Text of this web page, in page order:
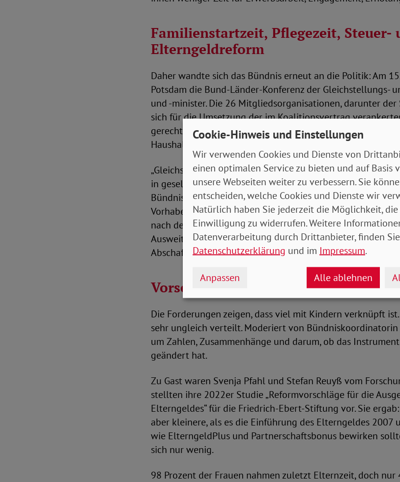
Familienstartzeit, Pflegezeit, Steuer-
Elterngeldreform
Daher wandte sich das Bündnis erneut an die Politik: Am
Potsdam die Bund-Länder-Konferenz der Gleichstellungs-
und -minister. Die 26 Mitgliedsorganisationen, darunter der
sich für die Umsetzung der im Koalitionsvertrag
gerechten Verteilung unbezahlter Sorgearbeit einzusetzen
Haushaltsmittel anzumahnen.
„Gleichstellung und Chancengleichheit unabhängig vom
in gesellschaftlichen Krisenzeiten seitens der Politik
Bündnis. „Damit das ‚Jahrzehnt der Gleichstellung‘
Vorhaben wie die zehntägige bezahlte Freistellung für
nach der Geburt („Familienstartzeit“), eine
Ausweitung der individuellen, nicht übertragbaren
Abschaffung der Lohnsteuerklasse V noch in dieser
Vorschläge für ein wirksameres
Die Forderungen zeigen, dass viel mit Kindern verknüpft
sehr ungleich verteilt. Moderiert von Bündniskoordinatorin
um Zahlen, Zusammenhänge und darum, ob das
geändert hat.
Zu Gast waren Svenja Pfahl und Stefan Reuyß vom
stellten ihre 2022er Studie „Reformvorschläge für die
Elterngeldes“ für die Friedrich-Ebert-Stiftung vor. Sie
aber kleinere, als es die Einführung des Elterngeldes 2007
wie ElterngeldPlus und Partnerschaftsbonus bewirken
sich nur wenig.
98 Prozent der Frauen nahmen zuletzt Elternzeit, doch nur
Cookie-Hinweis und Einstellungen
Wir verwenden Cookies und Dienste von
einen optimalen Service zu bieten und auf Basis
unsere Webseiten weiter zu verbessern. Sie
entscheiden, welche Cookies und Dienste wir
Natürlich haben Sie jederzeit die Möglichkeit,
Einwilligung zu widerrufen. Weitere
Datenverarbeitung durch Drittanbieter, finden
Datenschutzerklärung und im Impressum.
Anpassen Alle ablehnen